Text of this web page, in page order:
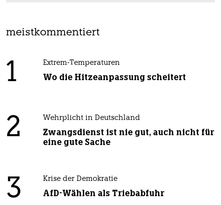
meistkommentiert
1 Extrem-Temperaturen
Wo die Hitzeanpassung scheitert
2 Wehrplicht in Deutschland
Zwangsdienst ist nie gut, auch nicht für
eine gute Sache
3 Krise der Demokratie
AfD-Wählen als Triebabfuhr